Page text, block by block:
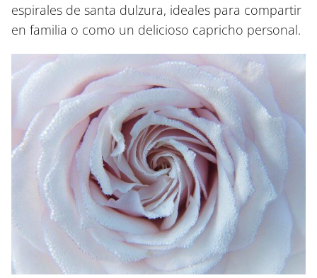
espirales de santa dulzura, ideales para compartir
en familia o como un delicioso capricho personal.